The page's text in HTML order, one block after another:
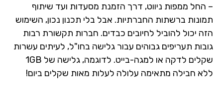
– החל ממפות ניווט, דרך הזמנת מסעדות ועד שיתוף
תמונות ברשתות החברתיות. אבל בלי תכנון נכון, השימוש
הזה יכול להוביל לחיובים כבדים. חברות תקשורת רבות
גובות תעריפים גבוהים עבור גלישה בחו"ל, לעיתים עשרות
שקלים לדקה או למגה-בייט. לדוגמה, גלישה של 1GB
ללא חבילה מתאימה עלולה לעלות מאות שקלים ביום!